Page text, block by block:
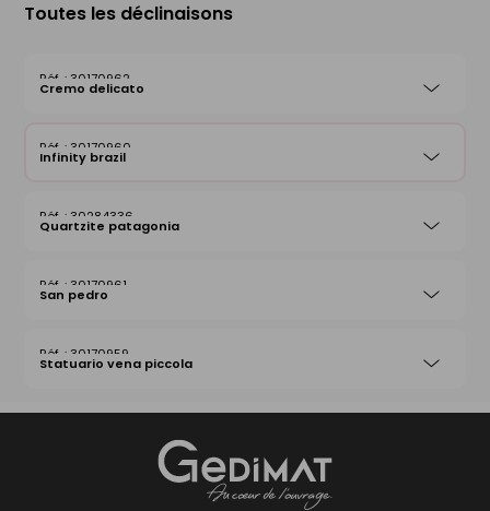
Toutes les déclinaisons
30170962
Cremo delicato
30170960
Infinity brazil
30284336
Quartzite patagonia
30170961
San pedro
30170959
Statuario vena piccola